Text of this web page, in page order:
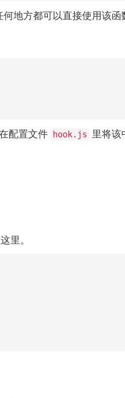
何地方都可以直接使用该函
配置文件 hook.js 里将该
里。